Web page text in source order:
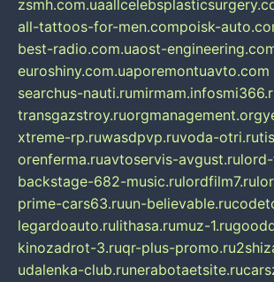
zsmh.com.ua
all-tattoos-for-men.compoisk-
best-radio.com.uaost-
euroshiny.com.uaporemontuavto.com
searchus-nauti.rumirmam.info
transgazstroy.ruorgmanagement.org
xtreme-rp.ruwasdpvp.ruvoda-otri.ru
orenferma.ruavtoservis-avgust.ru
backstage-682-music.rulordfilm7.ru
prime-cars63.ruun-believable.ru
legardoauto.rulithasa.rumuz-1.ru
kinozadrot-3.ruqr-plus-promo.ru
udalenka-club.runerabotaetsite.ru